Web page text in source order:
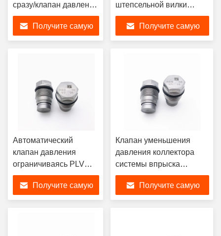
сразу/клапан давления
ограничиваясь
1110010021
Получите самую
штепсельной вилки
клапана сброса
1110010013 клапана
насоса на Ram доджа
Получите самую
Автоматический
клапан давления
ограничиваясь PLV
частей 1110010012
корабля легкий
устанавливает часть
Получите самую
Клапан уменьшения
давления коллектора
системы впрыска
топлива клапана сброса
давления 1110010015
двигателей дизеля для
Получите самую